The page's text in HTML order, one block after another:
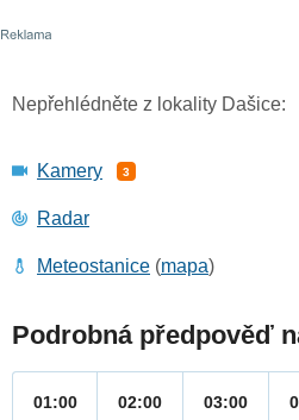
Nepřehlédněte z lokality Dašice:
Kamery 3
Radar
Meteostanice (mapa)
Podrobná předpověď
01:00 02:00 03:00